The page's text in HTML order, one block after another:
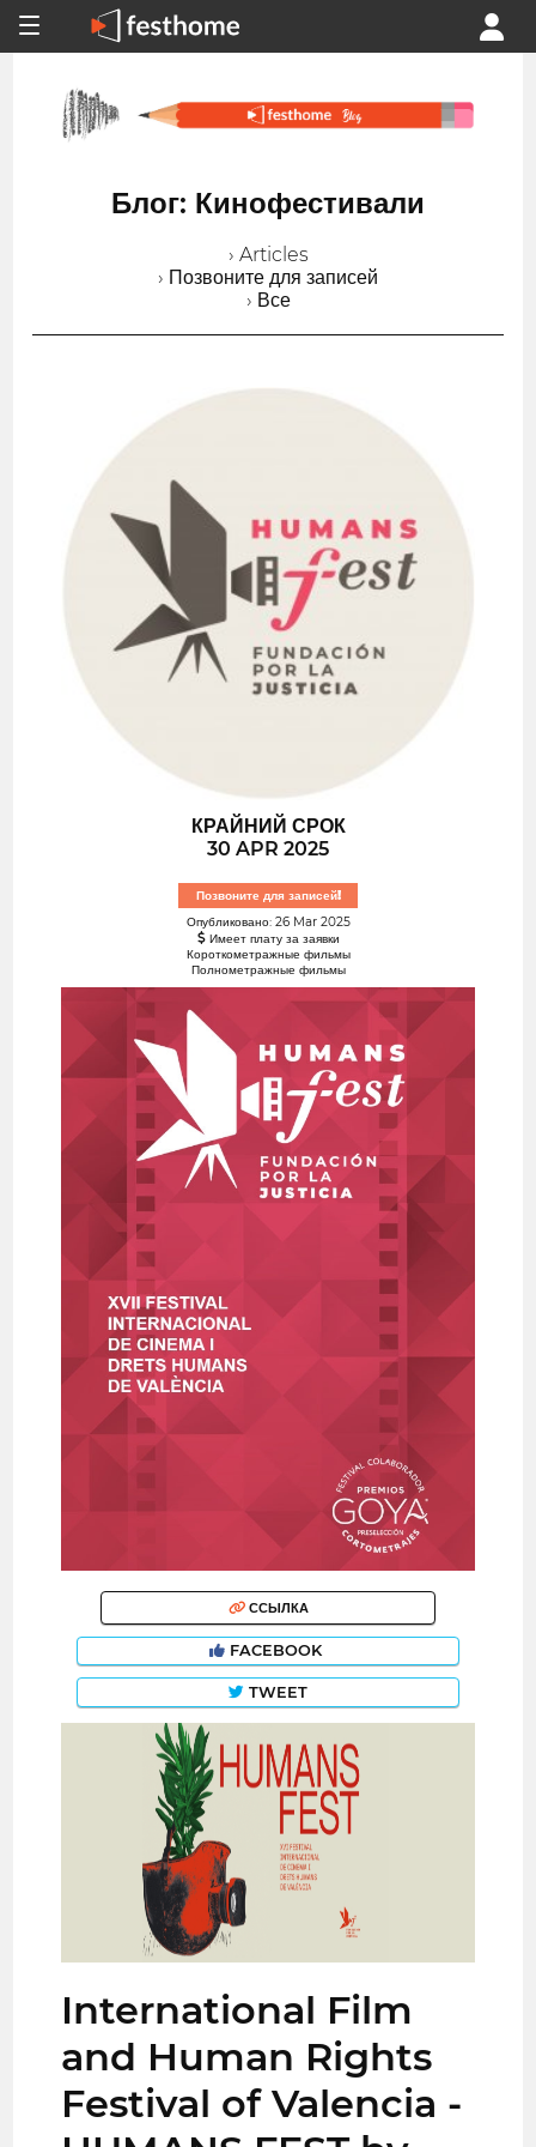
Блог: Кинофестивали
› Articles
› Позвоните для записей
› Все
КРАЙНИЙ СРОК
30 APR 2025
Позвоните для записей!
Опубликовано: 26 Mar 2025
Имеет плату за заявки
Короткометражные фильмы
Полнометражные фильмы
ССЫЛКА
FACEBOOK
TWEET
International Film
and Human Rights
Festival of Valencia -